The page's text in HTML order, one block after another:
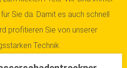
Sie da. Damit es auch schnell
profitieren Sie von unserer
Technik.